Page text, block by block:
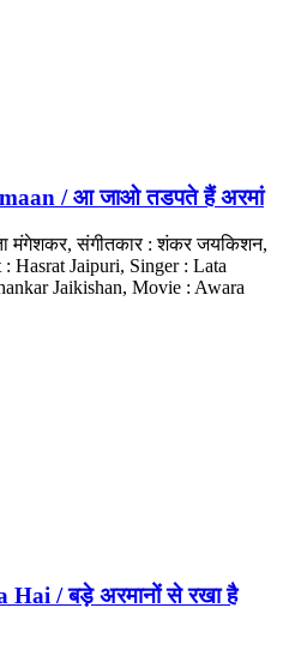
/ आ जाओ तडपते हैं अरमां
मंगेशकर, संगीतकार : शंकर जयकिशन,
Hasrat Jaipuri, Singer : Lata
Jaikishan, Movie : Awara
/ बड़े अरमानों से रखा है